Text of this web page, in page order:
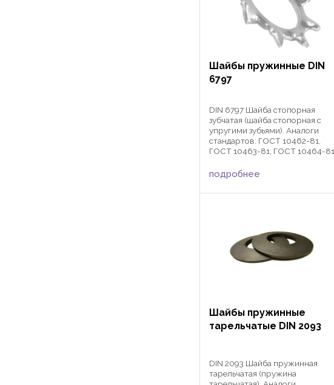
Шайбы пружинные DIN
6797
DIN 6797 Шайба стопорная
зубчатая (шайба стопорная с
упругими зубьями). Аналоги
стандартов: ГОСТ 10462-81,
ГОСТ 10463-81, ГОСТ 10464-81.
6797 активно применяются в
различных сферах
машиностроения,
подробнее
Шайбы пружинные
тарельчатые DIN 2093
DIN 2093 Шайба пружинная
тарельчатая (пружина